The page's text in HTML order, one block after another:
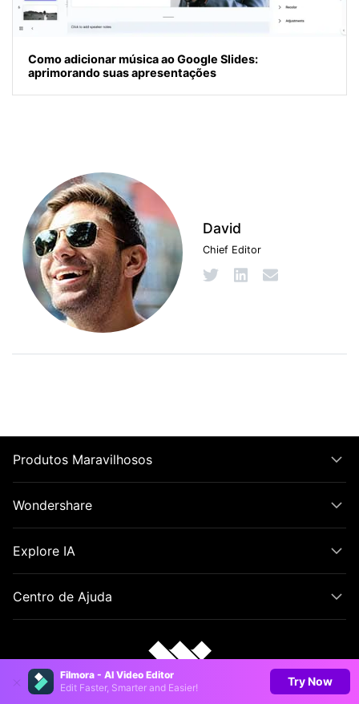
Filmora - AI Video Editor
Edit Faster, Smarter and Easier!
Try Now
Como adicionar música ao Google Slides:
aprimorando suas apresentações
David
Chief Editor
Produtos Maravilhosos
Wondershare
Explore IA
Centro de Ajuda